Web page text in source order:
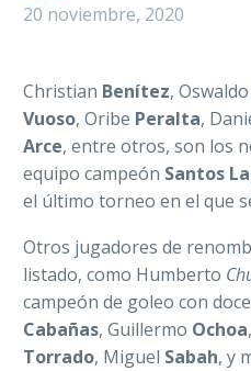
20 noviembre, 2020
Christian Benítez, Oswaldo
Vuoso, Oribe Peralta,
Arce, entre otros, son los
equipo campeón Santos
el último torneo en el que
Otros jugadores de
listado, como Humberto
campeón de goleo con
Cabañas, Guillermo Ochoa
Torrado, Miguel Sabah, y